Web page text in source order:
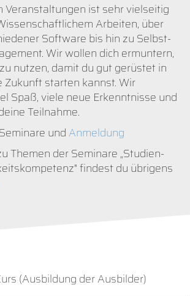
Veranstaltungen ist sehr vielseitig
Arbeiten, über
Software bis hin zu Selbst-
Wir wollen dich ermuntern,
nutzen, damit du gut gerüstet in
Zukunft starten kannst. Wir
Spaß, viele neue Erkenntnisse und
Teilnahme.
und Anmeldung
Themen der Seminare „Studien-
findest du übrigens
(Ausbildung der Ausbilder)